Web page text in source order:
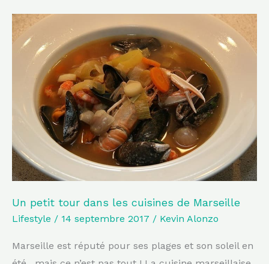
Un petit tour dans les cuisines de Marseille
Lifestyle / 14 septembre 2017 / Kevin Alonzo
Marseille est réputé pour ses plages et son soleil en
Un
petit
cuisines
Marseille